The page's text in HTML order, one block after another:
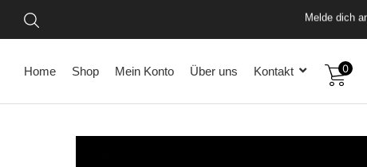
Home Shop Mein Konto Über uns Kontakt 0